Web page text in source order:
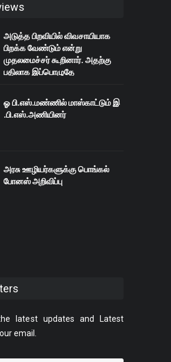
அடுத்த பிறவியில் விவசாயியாக
பிறக்க வேண்டும் என்று
முதலமைச்சர் கூறினார். அதற்கு
பதிலாக இப்பொழுதே
செய்யலாம்
ஓ பி.எஸ்.மண்ணில் மாஸ்காட்டும் இ
.பி.எஸ்.அணியினர்
அரசு ஊழியர்களுக்கு பொங்கல்
போனஸ் அறிவிப்பு
latest updates and Latest
email.